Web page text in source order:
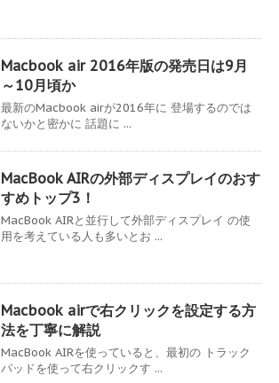
Macbook air 2016年版の発売日は9月
～10月頃か
最新のMacbook airが2016年に 登場するのでは
ないかと密かに 話題に ...
MacBook AIRの外部ディスプレイのおす
すめトップ3！
MacBook AIRと並行して外部ディスプレイ の使
用を考えている人も多いとお ...
Macbook airで右クリックを設定する方
法を丁寧に解説
MacBook AIRを使っていると、最初の トラック
パッドを使って右クリックす ...